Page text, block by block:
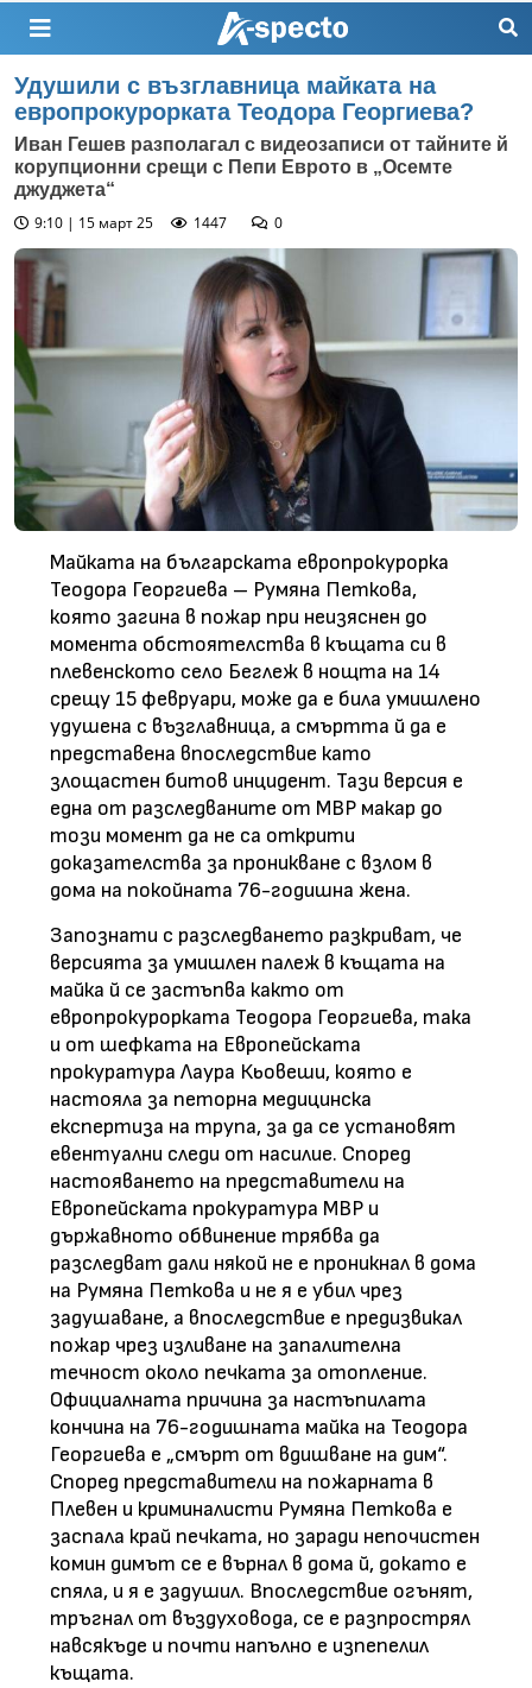
Удушили с възглавница майката на
европрокурорката Теодора Георгиева?
Иван Гешев разполагал с видеозаписи от тайните й
корупционни срещи с Пепи Еврото в „Осемте
джуджета“
9:10 | 15 март 25
1447 0
Майката на българската европрокурорка
Теодора Георгиева – Румяна Петкова,
която загина в пожар при неизяснен до
момента обстоятелства в къщата си в
плевенското село Беглеж в нощта на 14
срещу 15 февруари, може да е била умишлено
удушена с възглавница, а смъртта й да е
представена впоследствие като
злощастен битов инцидент. Тази версия е
една от разследваните от МВР макар до
този момент да не са открити
доказателства за проникване с взлом в
дома на покойната 76-годишна жена.
Запознати с разследването разкриват, че
версията за умишлен палеж в къщата на
майка й се застъпва както от
европрокурорката Теодора Георгиева, така
и от шефката на Европейската
прокуратура Лаура Кьовеши, която е
настояла за петорна медицинска
експертиза на трупа, за да се установят
евентуални следи от насилие. Според
настояването на представители на
Европейската прокуратура МВР и
държавното обвинение трябва да
разследват дали някой не е проникнал в дома
на Румяна Петкова и не я е убил чрез
задушаване, а впоследствие е предизвикал
пожар чрез изливане на запалителна
течност около печката за отопление.
Официалната причина за настъпилата
кончина на 76-годишната майка на Теодора
Георгиева е „смърт от вдишване на дим“.
Според представители на пожарната в
Плевен и криминалисти Румяна Петкова е
заспала край печката, но заради непочистен
комин димът се е върнал в дома й, докато е
спяла, и я е задушил. Впоследствие огънят,
тръгнал от въздуховода, се е разпрострял
навсякъде и почти напълно е изпепелил
къщата.